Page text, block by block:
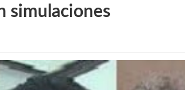
simulaciones